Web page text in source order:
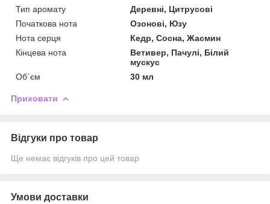
Тип аромату
Деревні, Цитрусові
Початкова нота
Озонові, Юзу
Нота серця
Кедр, Сосна, Жасмин
Кінцева нота
Ветивер, Пачулі, Білий
мускус
Об`єм
30 мл
Приховати
Відгуки про товар
Ще немає відгуків про цей товар
Умови доставки